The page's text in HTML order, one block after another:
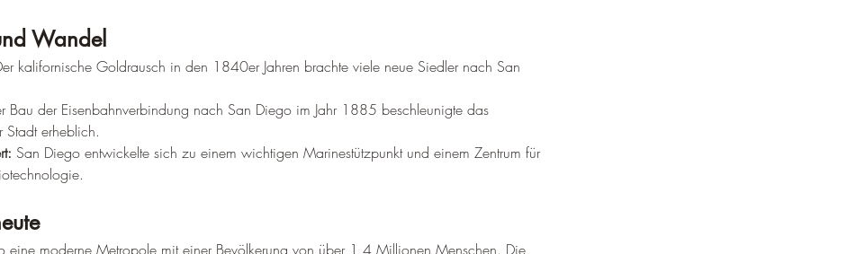
Wandel
kalifornische Goldrausch in den 1840er Jahren brachte viele neue Siedler nach San
Bau der Eisenbahnverbindung nach San Diego im Jahr 1885 beschleunigte das
erheblich.
San Diego entwickelte sich zu einem wichtigen Marinestützpunkt und einem Zentrum für
eine moderne Metropole mit einer Bevölkerung von über 1,4 Millionen Menschen. Die